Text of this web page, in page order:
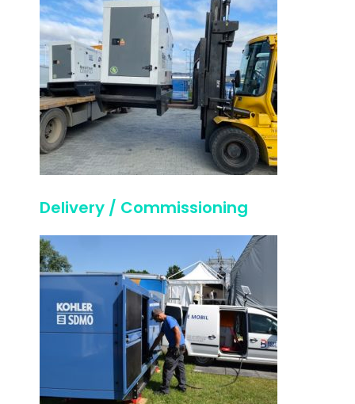
Delivery / Commissioning